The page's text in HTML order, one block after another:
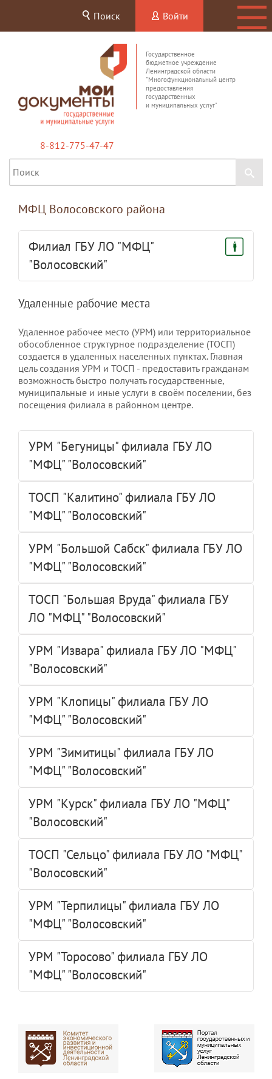
Поиск Войти
Государственное
бюджетное учреждение
Ленинградской области
"Многофункциональный центр
предоставления
государственных
и муниципальных услуг"
8-812-775-47-47
МФЦ Волосовского района
Филиал ГБУ ЛО "МФЦ"
"Волосовский"
Удаленные рабочие места
Удаленное рабочее место (УРМ) или территориальное
обособленное структурное подразделение (ТОСП)
создается в удаленных населенных пунктах. Главная
цель создания УРМ и ТОСП - предоставить гражданам
возможность быстро получать государственные,
муниципальные и иные услуги в своём поселении, без
посещения филиала в районном центре.
УРМ "Бегуницы" филиала ГБУ ЛО
"МФЦ" "Волосовский"
ТОСП "Калитино" филиала ГБУ ЛО
"МФЦ" "Волосовский"
УРМ "Большой Сабск" филиала ГБУ ЛО
"МФЦ" "Волосовский"
ТОСП "Большая Вруда" филиала ГБУ
ЛО "МФЦ" "Волосовский"
УРМ "Извара" филиала ГБУ ЛО "МФЦ"
"Волосовский"
УРМ "Клопицы" филиала ГБУ ЛО
"МФЦ" "Волосовский"
УРМ "Зимитицы" филиала ГБУ ЛО
"МФЦ" "Волосовский"
УРМ "Курск" филиала ГБУ ЛО "МФЦ"
"Волосовский"
ТОСП "Сельцо" филиала ГБУ ЛО "МФЦ"
"Волосовский"
УРМ "Терпилицы" филиала ГБУ ЛО
"МФЦ" "Волосовский"
УРМ "Торосово" филиала ГБУ ЛО
"МФЦ" "Волосовский"